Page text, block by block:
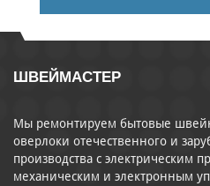
ШВЕЙМАСТЕР
Мы ремонтируем бытовые
оверлоки отечественного и
производства с электрическим
механическим и электронным